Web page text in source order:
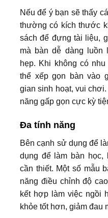
Nếu để ý bạn sẽ thấy
thường có kích thước
sách để đựng tài liệu,
mà bàn dễ dàng luồn
hẹp. Khi không có
thể xếp gọn bàn vào
gian sinh hoạt, vui
năng gấp gọn cực kỳ
Đa tính năng
Bên cạnh sử dụng để
dụng để làm bàn học,
cần thiết. Một số mẫu
năng điều chỉnh độ
kết hợp làm việc ngồi
khỏe tốt hơn, giảm đau